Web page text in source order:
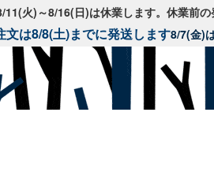
11(火)～8/16(日)は休業します。休業前
文は8/8(土)までに発送します8/7(金)